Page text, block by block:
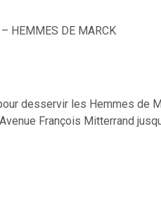
HEMMES DE MARCK
desservir les Hemmes de
François Mitterrand